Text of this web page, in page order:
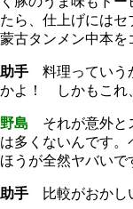
たら、仕上げには
蒙古タンメン中本を
助手 料理っていう
かよ！ しかもこれ
野島 それが意外と
は多くないんです
ほうが全然ヤバいで
助手 比較がおかし